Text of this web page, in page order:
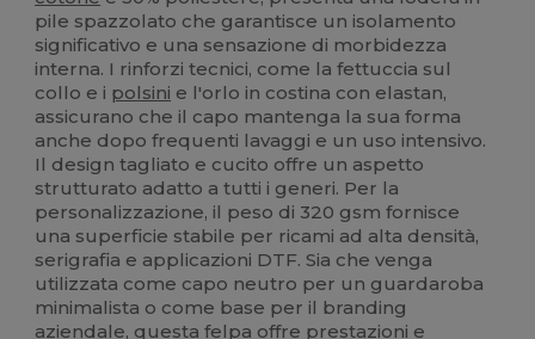
pile spazzolato che garantisce un isolamento
significativo e una sensazione di morbidezza
interna. I rinforzi tecnici, come la fettuccia sul
collo e i polsini e l'orlo in costina con elastan,
assicurano che il capo mantenga la sua forma
anche dopo frequenti lavaggi e un uso intensivo.
Il design tagliato e cucito offre un aspetto
strutturato adatto a tutti i generi. Per la
personalizzazione, il peso di 320 gsm fornisce
una superficie stabile per ricami ad alta densità,
serigrafia e applicazioni DTF. Sia che venga
utilizzata come capo neutro per un guardaroba
minimalista o come base per il branding
aziendale, questa felpa offre prestazioni e